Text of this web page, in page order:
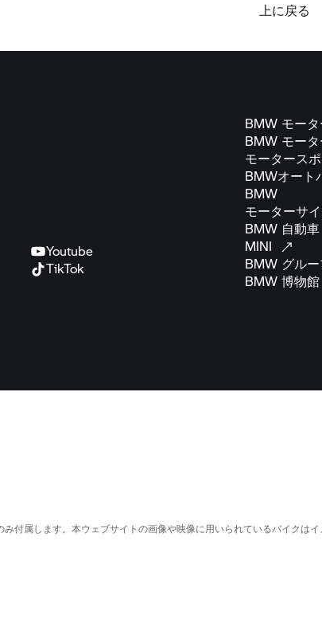
上に戻る
Youtube
TikTok
BMW モー
BMW モータ
モータース
BMWオート
BMW
モーターサ
BMW 自動車
MINI
BMW グル
BMW 博物館
付属します。本ウェブサイトの画像や映像に用いられているバイクは